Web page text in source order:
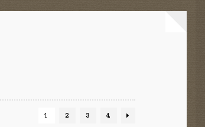
1 2 3 4